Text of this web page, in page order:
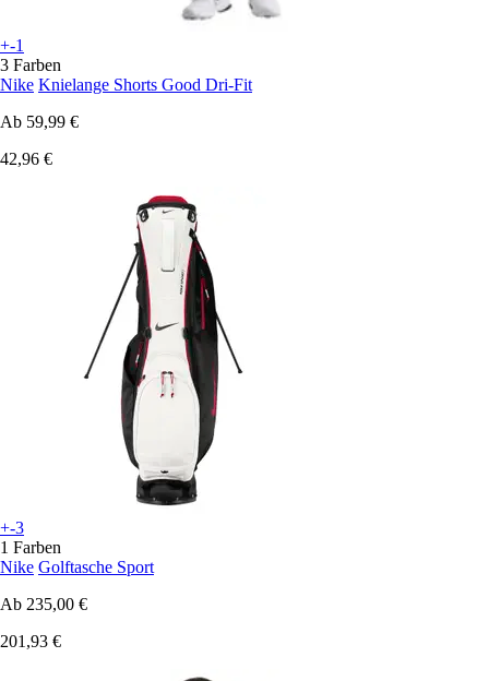
+-1
3 Farben
Nike Knielange Shorts Good Dri-Fit
Ab 59,99 €
42,96 €
+-3
1 Farben
Nike Golftasche Sport
Ab 235,00 €
201,93 €